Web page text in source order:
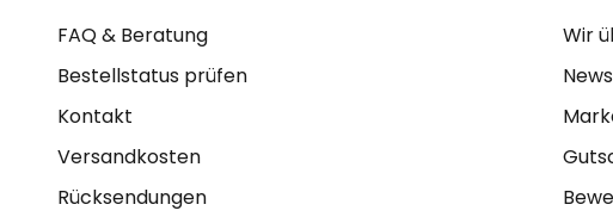
FAQ & Beratung
Bestellstatus prüfen
Kontakt
Versandkosten
Rücksendungen
Wir